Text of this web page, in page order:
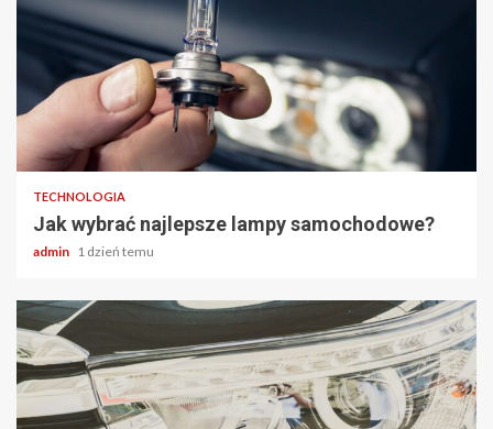
2 min odczytu
TECHNOLOGIA
Jak wybrać najlepsze lampy samochodowe?
admin 1 dzień temu